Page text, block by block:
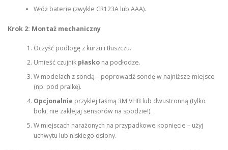
Włóż baterie (zwykle CR123A lub AAA).
Krok 2: Montaż mechaniczny
Oczyść podłogę z kurzu i tłuszczu.
Umieść czujnik płaskona podłodze.
W modelach z sondą – poprowadź sondę w najniższe miejsce
(np. pod pralkę).
Opcjonalnie przyklej taśmą 3M VHB lub dwustronną (tylko
boki, nie zaklejaj sensorów na spodzie!).
W miejscach narażonych na przypadkowe kopnięcie – użyj
uchwytu lub niskiego osłony.